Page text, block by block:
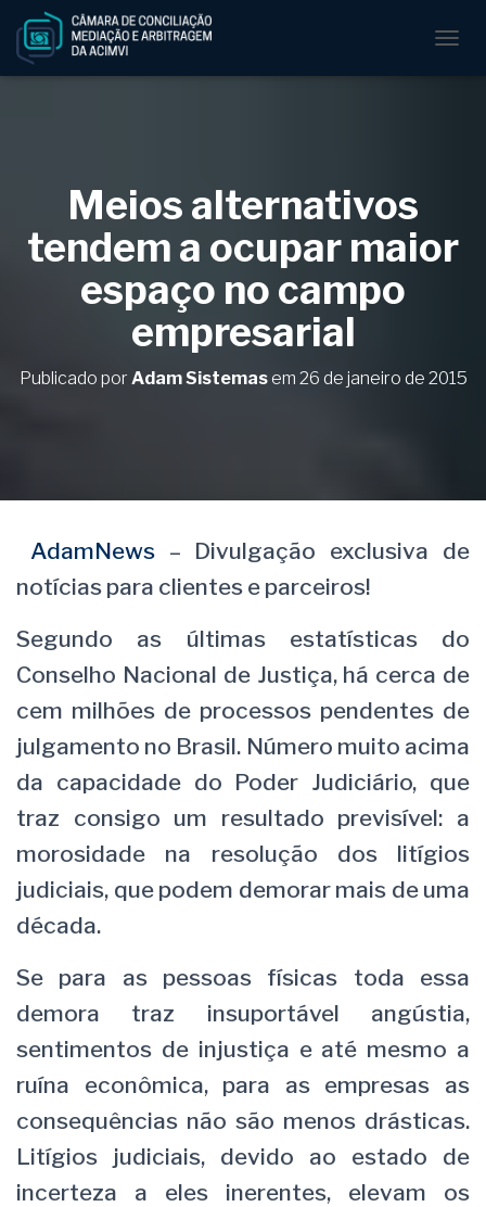
A
V
O
Meios alternativos
tendem a ocupar maior
espaço no campo
empresarial
Publicado por Adam Sistemasem 26 de janeiro de 2015
AdamNews– Divulgação exclusiva de
notícias para clientes e parceiros!
Segundo as últimas estatísticas do
Conselho Nacional de Justiça, há cerca de
cem milhões de processos pendentes de
julgamento no Brasil. Número muito acima
da capacidade do Poder Judiciário, que
traz consigo um resultado previsível: a
morosidade na resolução dos litígios
judiciais, que podem demorar mais de uma
década.
Se para as pessoas físicas toda essa
demora traz insuportável angústia,
sentimentos de injustiça e até mesmo a
ruína econômica, para as empresas as
consequências não são menos drásticas.
Litígios judiciais, devido ao estado de
incerteza a eles inerentes, elevam os